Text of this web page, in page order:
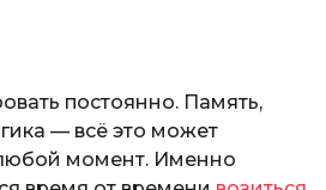
постоянно. Память,
— всё это может
момент. Именно